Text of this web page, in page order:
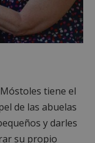
tiene el
de las abuelas
y darles
su propio